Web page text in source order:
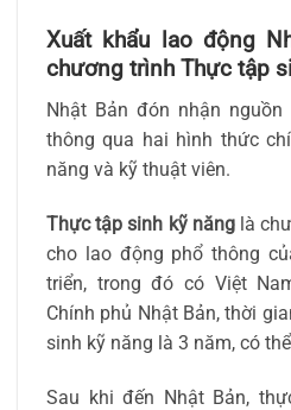
Xuất khẩu lao động
chương trình Thực tập
Nhật Bản đón nhận
thông qua hai hình thức
năng và kỹ thuật viên.
Thực tập sinh kỹ nănglà
cho lao động phổ thông
triển, trong đó có Việt
Chính phủ Nhật Bản, thời
sinh kỹ năng là 3 năm, có
Sau khi đến Nhật Bản,